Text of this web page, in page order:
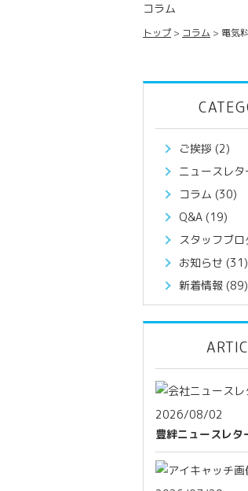
コラム
トップ コラム 電気
ご挨拶 (2)
ニュースレタ
コラム (30)
Q&A (19)
スタッフブロ
お知らせ (31)
新着情報 (89)
2026/08/02
豊絆ニュースレタ